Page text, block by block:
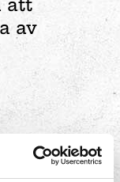
att
av